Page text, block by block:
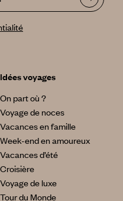
Idées voyages
On part où ?
Voyage de noces
Vacances en famille
Week-end en amoureux
Vacances d’été
Croisière
Voyage de luxe
Tour du Monde